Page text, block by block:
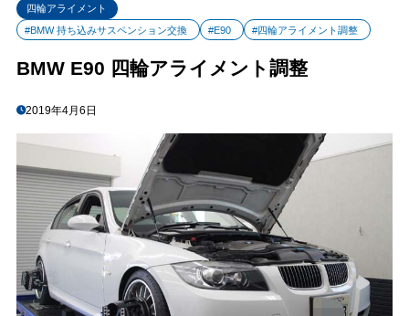
四輪アライメント
#BMW 持ち込みサスペンション交換
#E90 #四輪アライメント調整
BMW E90 四輪アライメント調整
2019年4月6日